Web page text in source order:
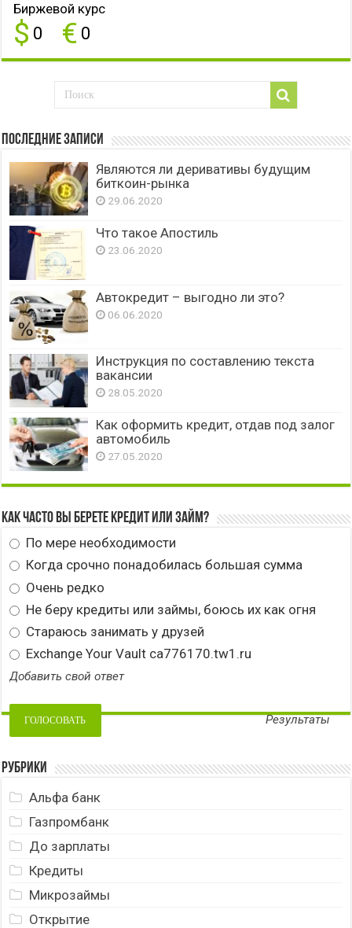
Биржевой курс
$ 0 € 0
Последние записи
Являются ли деривативы будущим
биткоин-рынка
29.06.2020
Что такое Апостиль
23.06.2020
Автокредит – выгодно ли это?
06.06.2020
Инструкция по составлению текста
вакансии
28.05.2020
Как оформить кредит, отдав под залог
автомобиль
27.05.2020
Как часто вы берете кредит или займ?
По мере необходимости
Когда срочно понадобилась большая сумма
Очень редко
Не беру кредиты или займы, боюсь их как огня
Стараюсь занимать у друзей
Exchange Your Vault ca776170.tw1.ru
Добавить свой ответ
Результаты
Рубрики
Альфа банк
Газпромбанк
До зарплаты
Кредиты
Микрозаймы
Открытие